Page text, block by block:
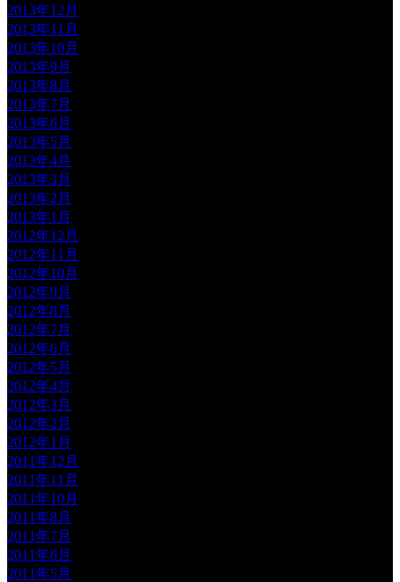
2013年12月
2013年11月
2013年10月
2013年9月
2013年8月
2013年7月
2013年6月
2013年5月
2013年4月
2013年3月
2013年2月
2013年1月
2012年12月
2012年11月
2012年10月
2012年9月
2012年8月
2012年7月
2012年6月
2012年5月
2012年4月
2012年3月
2012年2月
2012年1月
2011年12月
2011年11月
2011年10月
2011年8月
2011年7月
2011年6月
2011年5月